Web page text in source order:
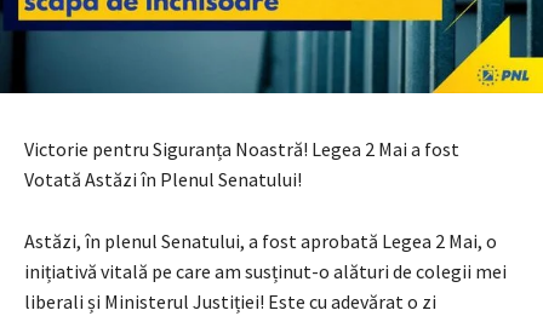
Victorie pentru Siguranța Noastră! Legea 2 Mai a fost
Votată Astăzi în Plenul Senatului!
Astăzi, în plenul Senatului, a fost aprobată Legea 2 Mai, o
inițiativă vitală pe care am susținut-o alături de colegii mei
liberali și Ministerul Justiției! Este cu adevărat o zi